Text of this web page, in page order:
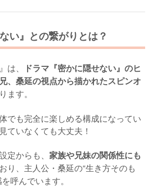
い』との繋がりとは？
は、
ドラマ『密かに隠せない』のヒ
、桑延の視点から描かれたスピンオ
ます。
でも完全に楽しめる構成になってい
ていなくても大丈夫！
定からも、 家族や兄妹の関係性にも
り、主人公・桑延の“生き方そのも
呼んでいます。